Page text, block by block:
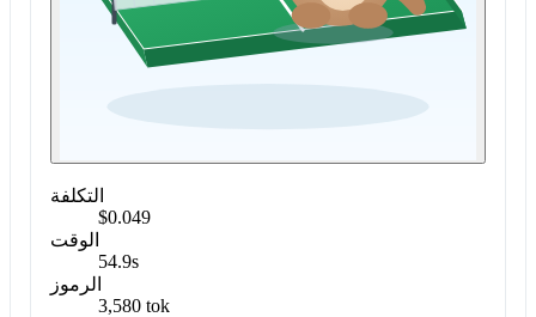
التكلفة
$0.049
الوقت
54.9s
الرموز
3,580 tok